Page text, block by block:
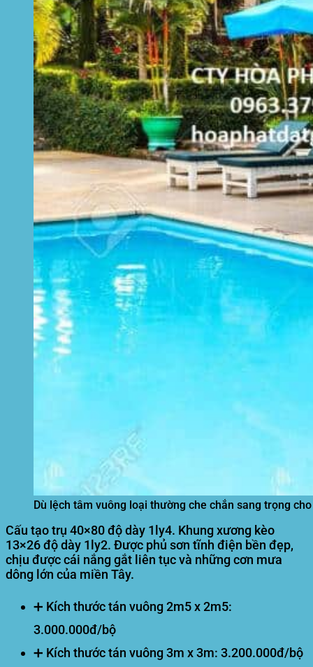
Dù lệch tâm vuông loại thường che chắn sang trọng
Cấu tạo trụ 40×80 độ dày 1ly4. Khung xương kèo
13×26 độ dày 1ly2. Được phủ sơn tĩnh điện bền đẹp,
chịu được cái nắng gắt liên tục và những cơn mưa
dông lớn của miền Tây.
➕ Kích thước tán vuông 2m5 x 2m5:
3.000.000đ/bộ
➕ Kích thước tán vuông 3m x 3m: 3.200.000đ/bộ